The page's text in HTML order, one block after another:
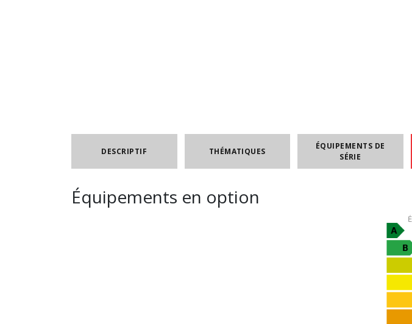
DESCRIPTIF THÉMATIQUES
ÉQUIPEMENTS DE
SÉRIE
Équipements en option